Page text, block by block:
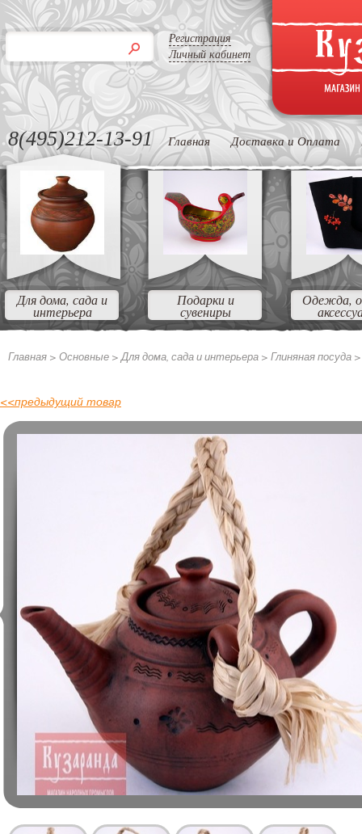
Регистрация
Личный кабинет
8(495)212-13-91 Главная Доставка и Оплата
Для дома, сада и
интерьера
Подарки и
сувениры
Одежда,
Главная > Основные >Для дома, сада и интерьера > Глиняная посуда
<<предыдущий товар